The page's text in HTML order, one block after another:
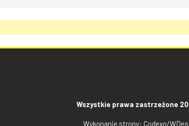
Wszystkie prawa zastrzeżone
Wykonanie strony: Codexo/